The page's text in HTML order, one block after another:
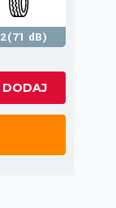
2(71 dB)